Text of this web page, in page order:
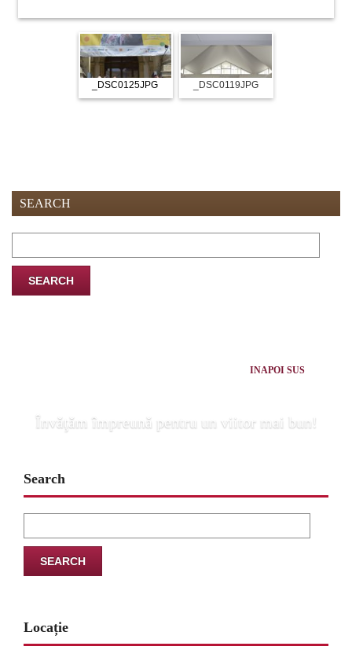
_DSC0125JPG _DSC0119JPG
SEARCH
for:
INAPOI SUS
Învăţăm împreună pentru un viitor mai bun!
Search
for:
Locație